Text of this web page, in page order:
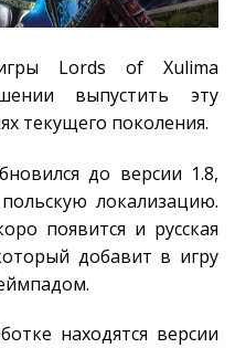
Lords of Xulima
выпустить эту
текущего поколения.
до версии 1.8,
локализацию.
появится и русская
добавит в игру
находятся версии